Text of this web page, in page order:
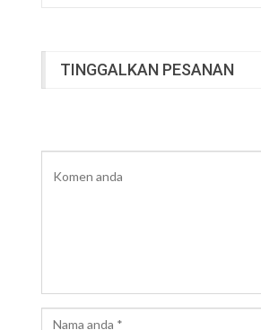
TINGGALKAN PESANAN